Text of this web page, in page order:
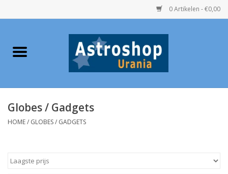
0 Artikelen - €0,00
Home
Telescopen
Boeken
Globes / Gadgets
HOME/ GLOBES / GADGETS